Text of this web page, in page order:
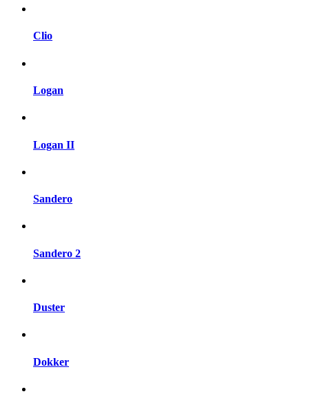
Clio
Logan
Logan II
Sandero
Sandero 2
Duster
Dokker